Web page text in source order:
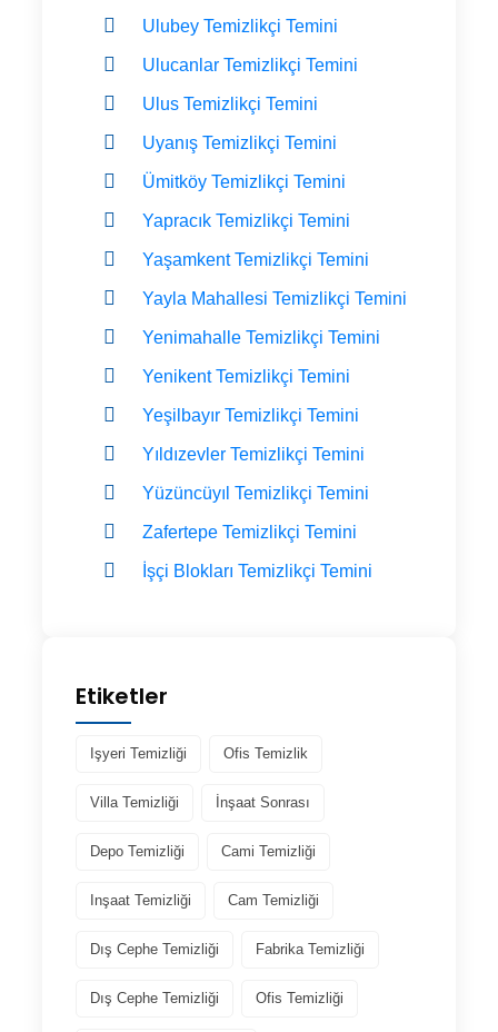
Ulubey Temizlikçi Temini
Ulucanlar Temizlikçi Temini
Ulus Temizlikçi Temini
Uyanış Temizlikçi Temini
Ümitköy Temizlikçi Temini
Yapracık Temizlikçi Temini
Yaşamkent Temizlikçi Temini
Yayla Mahallesi Temizlikçi Temini
Yenimahalle Temizlikçi Temini
Yenikent Temizlikçi Temini
Yeşilbayır Temizlikçi Temini
Yıldızevler Temizlikçi Temini
Yüzüncüyıl Temizlikçi Temini
Zafertepe Temizlikçi Temini
İşçi Blokları Temizlikçi Temini
Etiketler
Işyeri Temizliği Ofis Temizlik
Villa Temizliği İnşaat Sonrası
Depo Temizliği Cami Temizliği
Inşaat Temizliği Cam Temizliği
Dış Cephe Temizliği Fabrika Temizliği
Dış Cephe Temizliği Ofis Temizliği